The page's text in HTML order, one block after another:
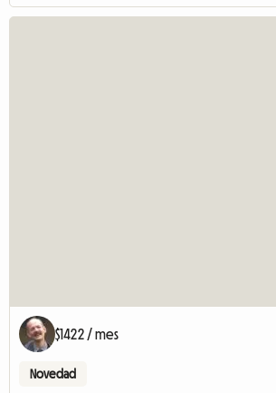
$1422 / mes
Novedad